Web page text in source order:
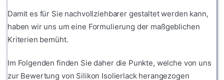
Damit es für Sie nachvollziehbarer gestaltet werden kann,
haben wir uns um eine Formulierung der maßgeblichen
Kriterien bemüht.
Im Folgenden finden Sie daher die Punkte, welche von uns
zur Bewertung von Silikon Isolierlack herangezogen